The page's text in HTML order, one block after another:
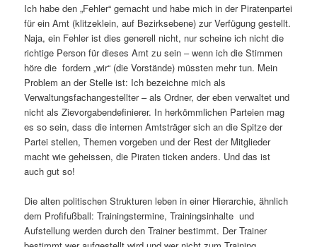
Ich habe den „Fehler“ gemacht und habe mich in der Piratenpartei
für ein Amt (klitzeklein, auf Bezirksebene) zur Verfügung gestellt.
Naja, ein Fehler ist dies generell nicht, nur scheine ich nicht die
richtige Person für dieses Amt zu sein – wenn ich die Stimmen
höre die fordern „wir“ (die Vorstände) müssten mehr tun. Mein
Problem an der Stelle ist: Ich bezeichne mich als
Verwaltungsfachangestellter – als Ordner, der eben verwaltet und
nicht als Zievorgabendefinierer. In herkömmlichen Parteien mag
es so sein, dass die internen Amtsträger sich an die Spitze der
Partei stellen, Themen vorgeben und der Rest der Mitglieder
macht wie geheissen, die Piraten ticken anders. Und das ist
auch gut so!
Die alten politischen Strukturen leben in einer Hierarchie, ähnlich
dem Profifußball: Trainingstermine, Trainingsinhalte und
Aufstellung werden durch den Trainer bestimmt. Der Trainer